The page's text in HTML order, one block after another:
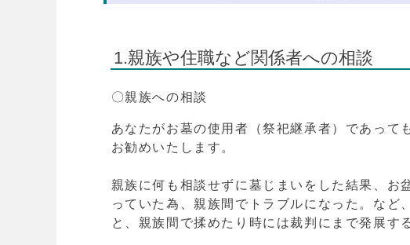
1.親族や住職など関係者への相談
〇親族への相談
あなたがお墓の使用者（祭祀継承者）であって
お勧めいたします。
親族に何も相談せずに墓じまいをした結果、お
っていた為、親族間でトラブルになった。など
と、親族間で揉めたり時には裁判にまで発展す